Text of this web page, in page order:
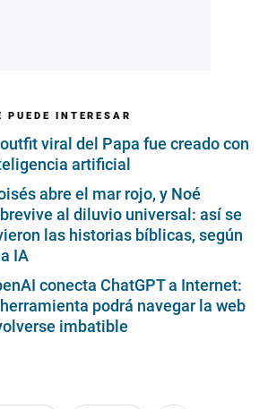
PUEDE INTERESAR
viral del Papa fue creado con
artificial
abre el mar rojo, y Noé
al diluvio universal: así se
las historias bíblicas, según
IA
conecta ChatGPT a Internet:
herramienta podrá navegar la web
imbatible